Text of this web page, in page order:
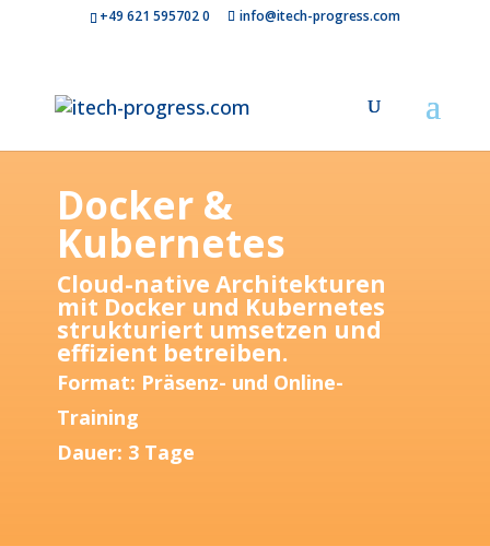
+49 621 595702 0 info@itech-progress.com
Docker &
Kubernetes
Cloud-native Architekturen
mit Docker und Kubernetes
strukturiert umsetzen und
effizient betreiben.
Format: Präsenz- und Online-
Training
Dauer: 3 Tage